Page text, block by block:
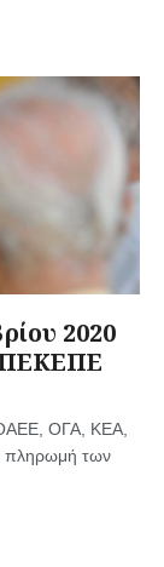
2020
ΟΓΑ, ΚΕΑ,
πληρωμή των